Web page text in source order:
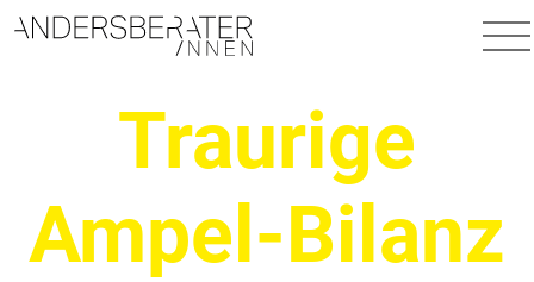
Hauptnavigation
Traurige
Ampel-Bilanz